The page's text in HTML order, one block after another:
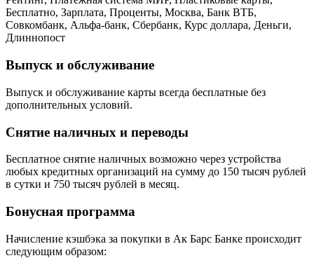
Выпуск и обслуживание
Выпуск и обслуживание карты всегда бесплатные без
дополнительных условий.
Снятие наличных и переводы
Бесплатное снятие наличных возможно через устройства
любых кредитных организаций на сумму до 150 тысяч рублей
в сутки и 750 тысяч рублей в месяц.
Бонусная программа
Начисление кэшбэка за покупки в Ак Барс Банке происходит
следующим образом: